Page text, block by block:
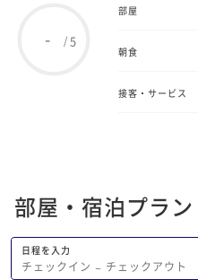
- /5
部屋
朝食
接客・サービス
部屋・宿泊プラン
日程を入力
チェックイン − チェックアウト